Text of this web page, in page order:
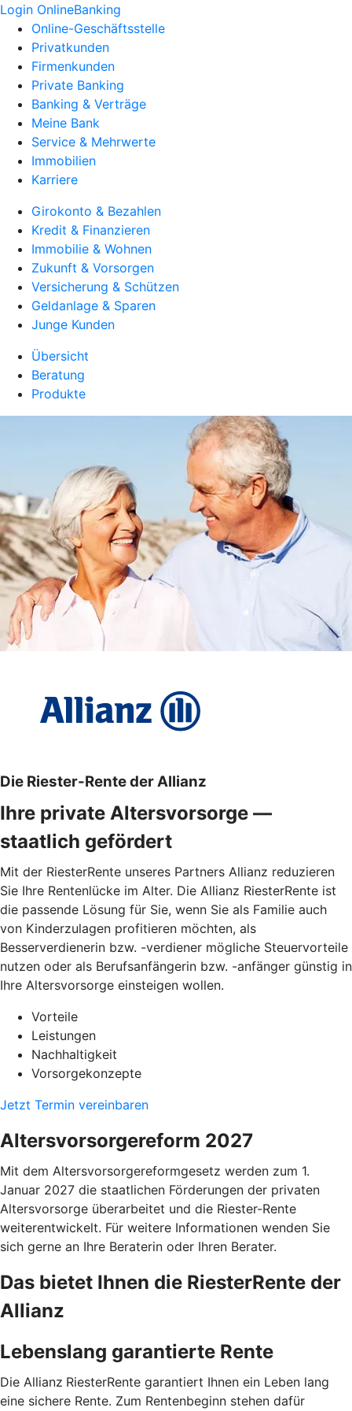
Login OnlineBanking
Online-Geschäftsstelle
Privatkunden
Firmenkunden
Private Banking
Banking & Verträge
Meine Bank
Service & Mehrwerte
Immobilien
Karriere
Girokonto & Bezahlen
Kredit & Finanzieren
Immobilie & Wohnen
Zukunft & Vorsorgen
Versicherung & Schützen
Geldanlage & Sparen
Junge Kunden
Übersicht
Beratung
Produkte
Die Riester-Rente der Allianz
Ihre private Altersvorsorge —
staatlich gefördert
Mit der RiesterRente unseres Partners Allianz reduzieren
Sie Ihre Rentenlücke im Alter. Die Allianz RiesterRente ist
die passende Lösung für Sie, wenn Sie als Familie auch
von Kinderzulagen profitieren möchten, als
Besserverdienerin bzw. -verdiener mögliche Steuervorteile
nutzen oder als Berufsanfängerin bzw. -anfänger günstig in
Ihre Altersvorsorge einsteigen wollen.
Vorteile
Leistungen
Nachhaltigkeit
Vorsorgekonzepte
Jetzt Termin vereinbaren
Altersvorsorgereform 2027
Mit dem Altersvorsorgereformgesetz werden zum 1.
Januar 2027 die staatlichen Förderungen der privaten
Altersvorsorge überarbeitet und die Riester-Rente
weiterentwickelt. Für weitere Informationen wenden Sie
sich gerne an Ihre Beraterin oder Ihren Berater.
Das bietet Ihnen die RiesterRente der
Allianz
Lebenslang garantierte Rente
Die Allianz RiesterRente garantiert Ihnen ein Leben lang
eine sichere Rente. Zum Rentenbeginn stehen dafür